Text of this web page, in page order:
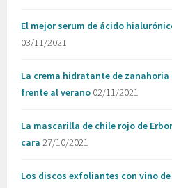
El mejor serum de ácido
03/11/2021
La crema hidratante de
frente al verano 02/11/2021
La mascarilla de chile rojo de
cara 27/10/2021
Los discos exfoliantes con vino